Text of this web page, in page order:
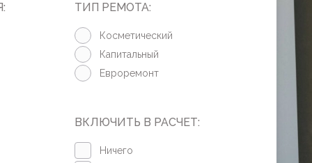
ТИП РЕМОТА:
Косметический
Капитальный
Евроремонт
ВКЛЮЧИТЬ В РАСЧЕТ:
Ничего